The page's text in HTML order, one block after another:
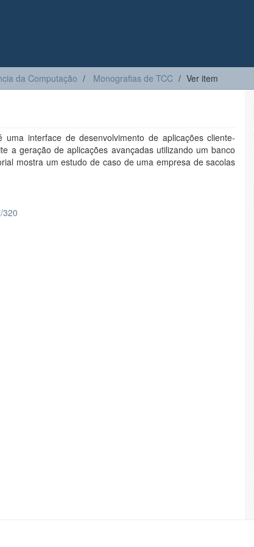
da Computação Monografias de TCC Ver item
interface de desenvolvimento de aplicações cliente-
a geração de aplicações avançadas utilizando um banco
mostra um estudo de caso de uma empresa de sacolas
320